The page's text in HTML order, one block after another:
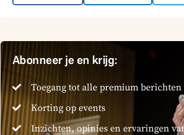
Abonneer je en krijg:
Toegang tot alle premium berichten
Korting op events
Inzichten, opinies en ervaringen